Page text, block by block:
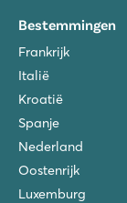
Bestemmingen
Frankrijk
Italië
Kroatië
Spanje
Nederland
Oostenrijk
Luxemburg